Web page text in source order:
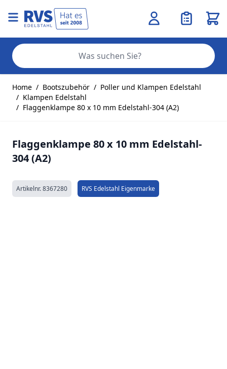
Home / Bootszubehör / Poller und Klampen Edelstahl
/ Klampen Edelstahl
/ Flaggenklampe 80 x 10 mm Edelstahl-304 (A2)
Flaggenklampe 80 x 10 mm Edelstahl-
304 (A2)
Artikelnr.8367280 RVS Edelstahl Eigenmarke